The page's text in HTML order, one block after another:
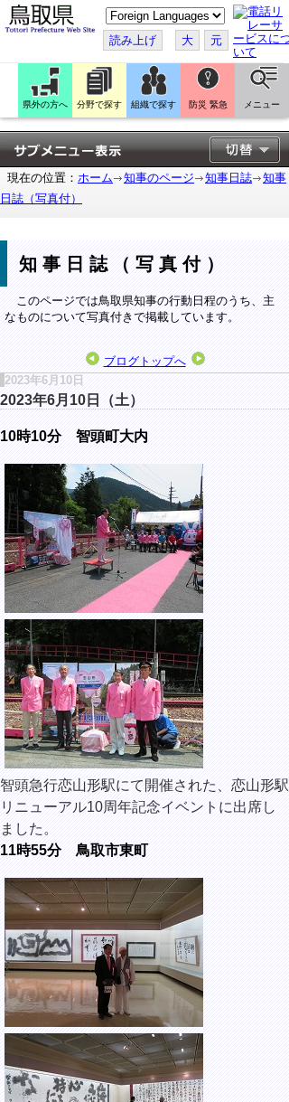
こ
の
ペ
ー
ジ
翻
訳
す
る
読み上げ 大 元
県外の方へ 分野で探す 組織で探す 防災 緊急 メニュー
現在の位置： ホーム 知事のページ 知事日誌
知事
日誌（写真付）
知事日誌（写真付）
このページでは鳥取県知事の行動日程のうち、主
なものについて写真付きで掲載しています。
ブログトップへ
2023年6月10日
2023年6月10日（土）
10時10分 智頭町大内
智頭急行恋山形駅にて開催された、恋山形駅
リニューアル10周年記念イベントに出席し
ました。
11時55分 鳥取市東町